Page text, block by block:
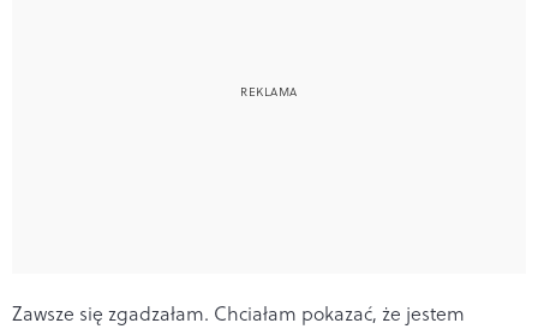
Zawsze się zgadzałam. Chciałam pokazać, że jestem